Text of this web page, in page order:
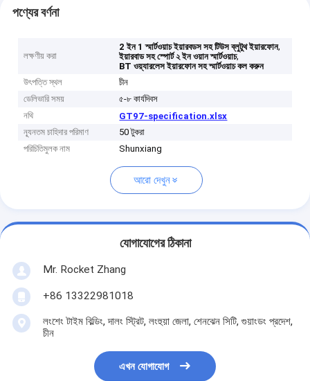
পণ্যের বর্ণনা
লক্ষণীয় করা
2 ইন 1 স্মার্টওয়াচ ইয়ারবডস সহ টিউস ব্লুটুথ ইয়ারফোন,
ইয়ারবাড সহ স্পোর্ট ২ ইন ওয়ান স্মার্টওয়াচ,
BT ওয়্যারলেস ইয়ারফোন সহ স্মার্টওয়াচ কল করুন
উৎপত্তি স্থল
চীন
ডেলিভারি সময়
৫-৮ কার্যদিবস
নথি
GT97-specification.xlsx
ন্যূনতম চাহিদার পরিমাণ
50 টুকরা
পরিচিতিমুলক নাম
Shunxiang
আরো দেখুন
যোগাযোগের ঠিকানা
Mr. Rocket Zhang
+86 13322981018
লংশেং টাইম বিল্ডিং, দালং স্ট্রিট, লংহুয়া জেলা, শেনঝেন সিটি, গুয়াংডং প্রদেশ,
চীন
এখন যোগাযোগ